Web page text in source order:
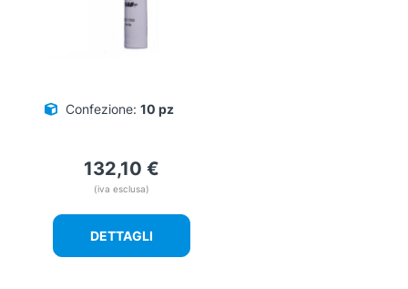
Confezione: 10 pz
132,10 €
(iva esclusa)
DETTAGLI